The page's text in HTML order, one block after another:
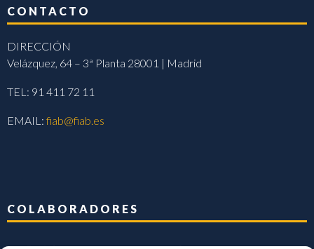
CONTACTO
DIRECCIÓN
Velázquez, 64 – 3ª Planta 28001 | Madrid
TEL: 91 411 72 11
EMAIL:fiab@fiab.es
COLABORADORES